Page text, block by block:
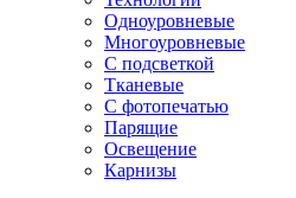
Одноуровневые
Многоуровневые
С подсветкой
Тканевые
С фотопечатью
Парящие
Освещение
Карнизы